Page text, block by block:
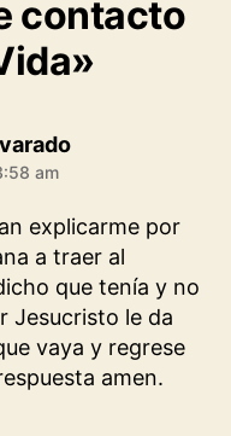
n
t
r
e
contacto
dice:
am
explicarme por
a traer al
que tenía y no
Jesucristo le da
vaya y regrese
amen.